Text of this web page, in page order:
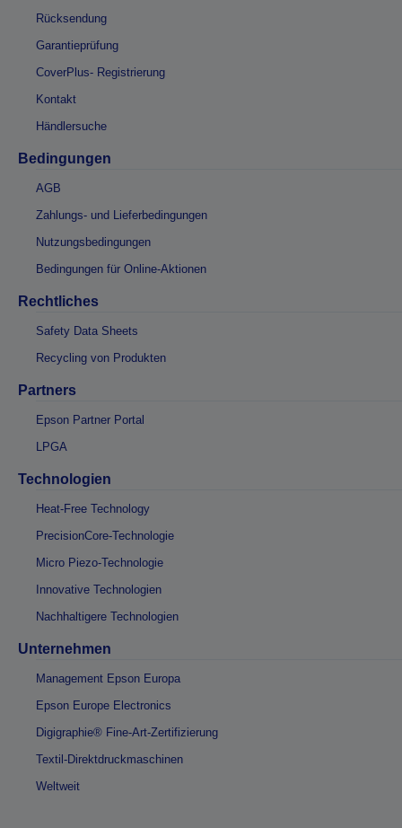
Rücksendung
Garantieprüfung
CoverPlus- Registrierung
Kontakt
Händlersuche
Bedingungen
AGB
Zahlungs- und Lieferbedingungen
Nutzungsbedingungen
Bedingungen für Online-Aktionen
Rechtliches
Safety Data Sheets
Recycling von Produkten
Partners
Epson Partner Portal
LPGA
Technologien
Heat-Free Technology
PrecisionCore-Technologie
Micro Piezo-Technologie
Innovative Technologien
Nachhaltigere Technologien
Unternehmen
Management Epson Europa
Epson Europe Electronics
Digigraphie® Fine-Art-Zertifizierung
Textil-Direktdruckmaschinen
Weltweit